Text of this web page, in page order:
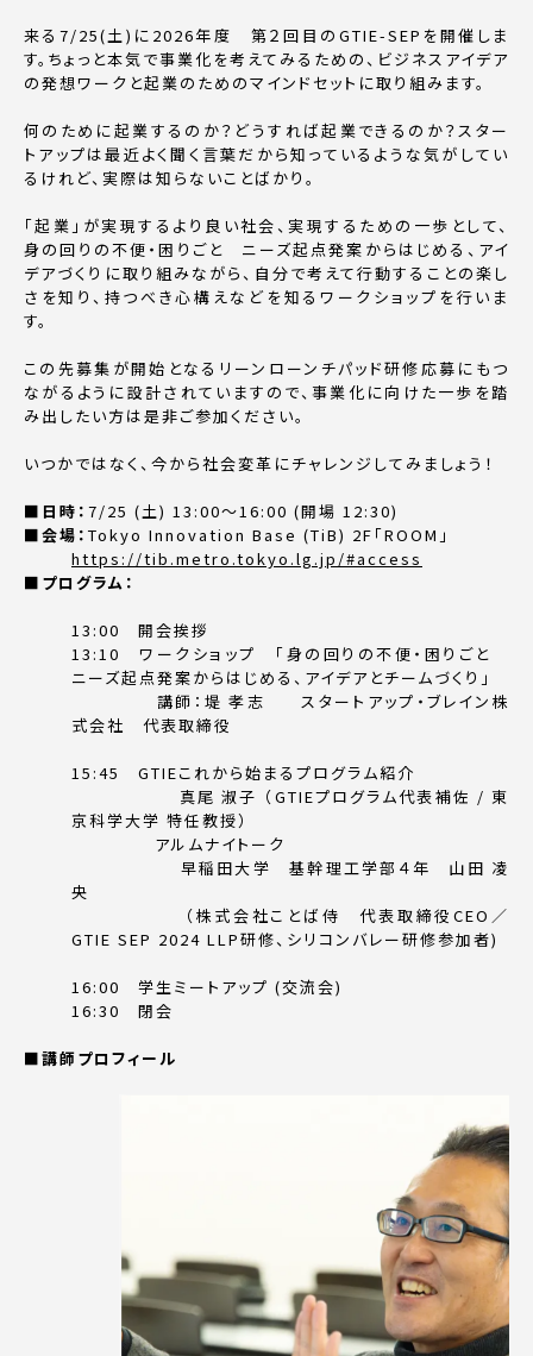
来る7/25(土)に2026年度 第２回目のGTIE-SEPを開催しま
す。ちょっと本気で事業化を考えてみるための、ビジネスアイデア
の発想ワークと起業のためのマインドセットに取り組みます。
何のために起業するのか？どうすれば起業できるのか？スター
トアップは最近よく聞く言葉だから知っているような気がしてい
るけれど、実際は知らないことばかり。
「起業」が実現するより良い社会、実現するための一歩として、
身の回りの不便・困りごと ニーズ起点発案からはじめる、アイ
デアづくりに取り組みながら、自分で考えて行動することの楽し
さを知り、持つべき心構えなどを知るワークショップを行いま
す。
この先募集が開始となるリーンローンチパッド研修応募にもつ
ながるように設計されていますので、事業化に向けた一歩を踏
み出したい方は是非ご参加ください。
いつかではなく、今から社会変革にチャレンジしてみましょう！
■日時： 7/25 (土) 13:00～16:00 (開場 12:30)
■会場： Tokyo Innovation Base (TiB) 2F「ROOM」
https://tib.metro.tokyo.lg.jp/#access
■プログラム：
13:00 開会挨拶
13:10 ワークショップ 「身の回りの不便・困りごと
ニーズ起点発案からはじめる、アイデアとチームづくり」
講師：堤 孝志 スタートアップ・ブレイン株
式会社 代表取締役
15:45 GTIEこれから始まるプログラム紹介
真尾 淑子 （GTIEプログラム代表補佐 / 東
京科学大学 特任教授）
アルムナイトーク
早稲田大学 基幹理工学部４年 山田 凌
央
（株式会社ことば侍 代表取締役CEO／
GTIE SEP 2024 LLP研修、シリコンバレー研修参加者)
16:00 学生ミートアップ (交流会)
16:30 閉会
■講師プロフィール